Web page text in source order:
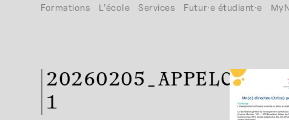
Formations L’école Services Futur·e étudiant·e
1